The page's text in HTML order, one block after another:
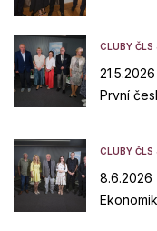
CLUBY ČLS
První
CLUBY ČLS
8.6.2026